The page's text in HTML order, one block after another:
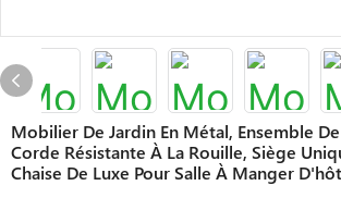
Mobilier De Jardin En Métal, Ensemble De
Corde Résistante À La Rouille, Siège
Chaise De Luxe Pour Salle À Manger